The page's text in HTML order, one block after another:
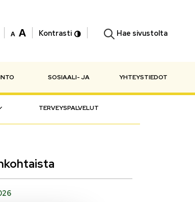
Kontrasti Hae sivustolta
SOSIAALI- JA
TERVEYSPALVELUT
YHTEYSTIEDOT